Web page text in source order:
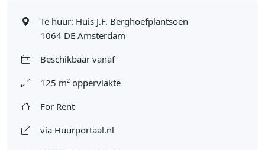
Te huur: Huis J.F. Berghoefplantsoen
1064 DE Amsterdam
Beschikbaar vanaf
125 m² oppervlakte
For Rent
via Huurportaal.nl